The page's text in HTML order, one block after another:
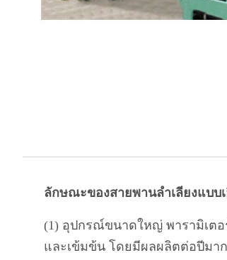
ลักษณะของสายพานลำเลียงแบ
(1) อุปกรณ์ขนาดใหญ่ พารามิเต
และเข้มข้น โดยมีผลผลิตต่อปีมา